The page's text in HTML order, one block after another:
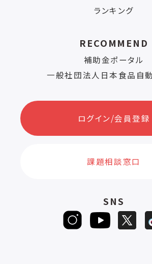
ランキング
RECOMMEND
補助金ポータル
一般社団法人日本食品自
ログイン/会員登録
課題相談窓口
SNS